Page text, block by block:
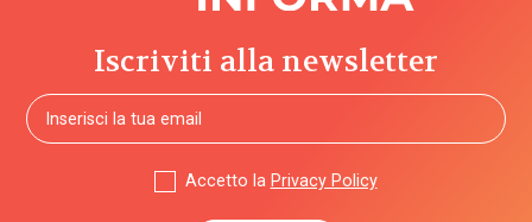
Iscriviti alla newsletter
Accetto la Privacy Policy